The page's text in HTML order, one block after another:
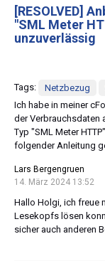
[RESOLVED]
"SML Meter
unzuverlässig
Tags: Netzbezug
Ich habe in meiner
der Verbrauchsdaten
Typ "SML Meter
folgender Anleitung
Lars Bergengruen
14. März 2024 13:52
Hallo Holgi, ich freue
Lesekopfs lösen
sicher auch anderen